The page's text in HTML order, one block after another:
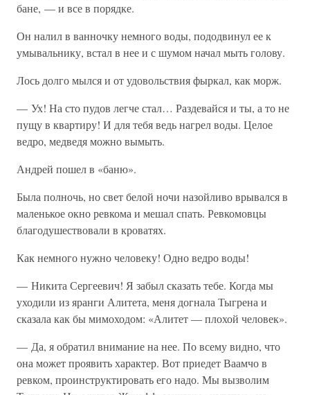
бане, — и все в порядке.
Он налил в ванночку немного воды, пододвинул ее к
умывальнику, встал в нее и с шумом начал мыть голову.
Лось долго мылся и от удовольствия фыркал, как морж.
— Ух! На сто пудов легче стал… Раздевайся и ты, а то не
пущу в квартиру! И для тебя ведь нагрел воды. Целое
ведро, медведя можно вымыть.
Андрей пошел в «баню».
Была полночь, но свет белой ночи назойливо врывался в
маленькое окно ревкома и мешал спать. Ревкомовцы
благодушествовали в кроватях.
Как немного нужно человеку! Одно ведро воды!
— Никита Сергеевич! Я забыл сказать тебе. Когда мы
уходили из яранги Алитета, меня догнала Тыгрена и
сказала как бы мимоходом: «Алитет — плохой человек».
— Да, я обратил внимание на нее. По всему видно, что
она может проявить характер. Вот приедет Ваамчо в
ревком, проинструктировать его надо. Мы вызволим